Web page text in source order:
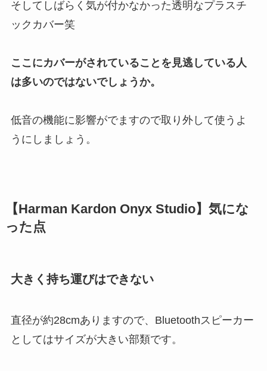
そしてしばらく気が付かなかった透明なプラスチ
ックカバー笑
ここにカバーがされていることを見逃している人
は多いのではないでしょうか。
低音の機能に影響がでますので取り外して使うよ
うにしましょう。
【Harman Kardon Onyx Studio】気にな
った点
大きく持ち運びはできない
直径が約28cmありますので、Bluetoothスピーカー
としてはサイズが大きい部類です。